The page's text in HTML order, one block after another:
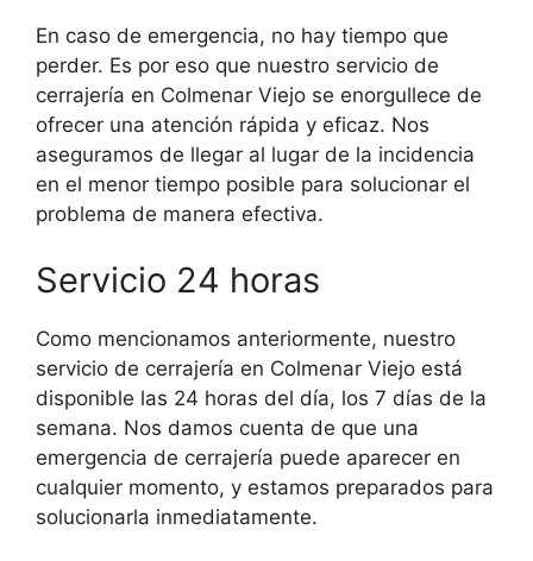
En caso de emergencia, no hay tiempo que
perder. Es por eso que nuestro servicio de
cerrajería en Colmenar Viejo se enorgullece de
ofrecer una atención rápida y eficaz. Nos
aseguramos de llegar al lugar de la incidencia
en el menor tiempo posible para solucionar el
problema de manera efectiva.
Servicio 24 horas
Como mencionamos anteriormente, nuestro
servicio de cerrajería en Colmenar Viejo está
disponible las 24 horas del día, los 7 días de la
semana. Nos damos cuenta de que una
emergencia de cerrajería puede aparecer en
cualquier momento, y estamos preparados para
solucionarla inmediatamente.